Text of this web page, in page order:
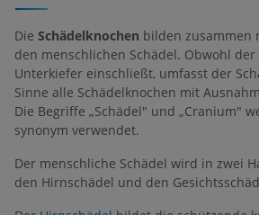
Die Schädelknochen bilden zusammen
den menschlichen Schädel. Obwohl
Unterkiefer einschließt, umfasst der
Sinne alle Schädelknochen mit
Die Begriffe „Schädel" und „Cranium"
synonym verwendet.
Der menschliche Schädel wird in zwei
den Hirnschädel und den